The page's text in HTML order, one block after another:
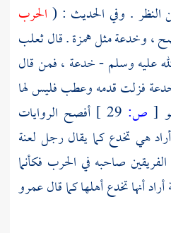
النظر . وفي الحديث : ( الحرب
، وخدعة مثل همزة . قالثعلب
عليه وسلم - خدعة ، فمن قال
فزلت قدمه وعطب فليس لها
[ ص:
أفصح الروايات
هي تخدع كما يقال رجل لعنة
صاحبه في الحرب فكأنما
تخدع أهلها كما قالعمرو